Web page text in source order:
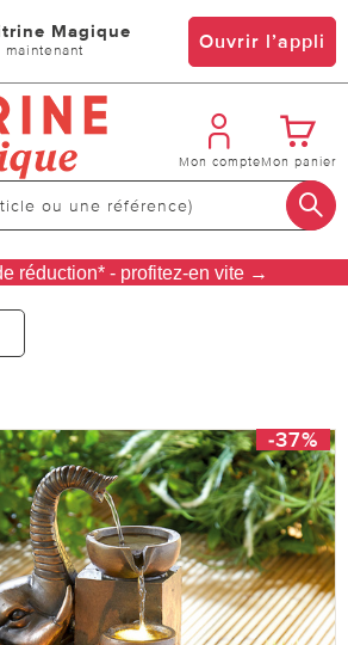
Magique Ouvrir l’appli
Mon compteMon panier
réduction* - profitez-en vite →
-37%